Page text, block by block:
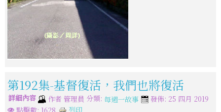
第192集-基督復活，我們也將復活
詳細內容 作者 管理員 分類: 每週一故事
發佈: 25 四月 2019
點擊數: 1628
列印